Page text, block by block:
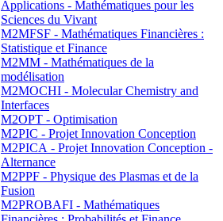
Applications - Mathématiques pour les
Sciences du Vivant
M2MFSF - Mathématiques Financières :
Statistique et Finance
M2MM - Mathématiques de la
modélisation
M2MOCHI - Molecular Chemistry and
Interfaces
M2OPT - Optimisation
M2PIC - Projet Innovation Conception
M2PICA - Projet Innovation Conception -
Alternance
M2PPF - Physique des Plasmas et de la
Fusion
M2PROBAFI - Mathématiques